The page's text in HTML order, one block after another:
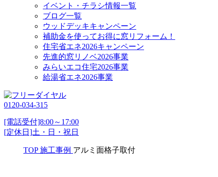
イベント・チラシ情報一覧
ブログ一覧
ウッドデッキキャンペーン
補助金を使ってお得に窓リフォーム！
住宅省エネ2026キャンペーン
先進的窓リノベ2026事業
みらいエコ住宅2026事業
給湯省エネ2026事業
0120-034-315
[電話受付]8:00～17:00
[定休日]土・日・祝日
TOP 施工事例 アルミ面格子取付